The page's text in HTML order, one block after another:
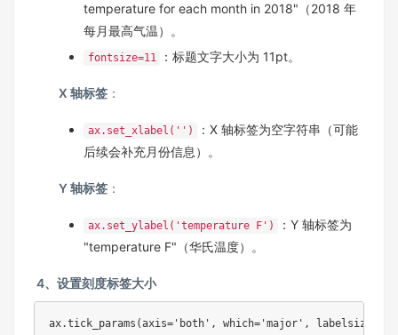
temperature for each month in 2018"（2018 年
每月最高气温）。
fontsize=11 ：标题文字大小为 11pt。
X 轴标签 ：
ax.set_xlabel('')
：X 轴标签为空字符串（可能
后续会补充月份信息）。
Y 轴标签 ：
ax.set_ylabel('temperature F')
：Y 轴标签为
"temperature F"（华氏温度）。
4、设置刻度标签大小
ax.tick_params(axis='both', which='major', labelsize=10)